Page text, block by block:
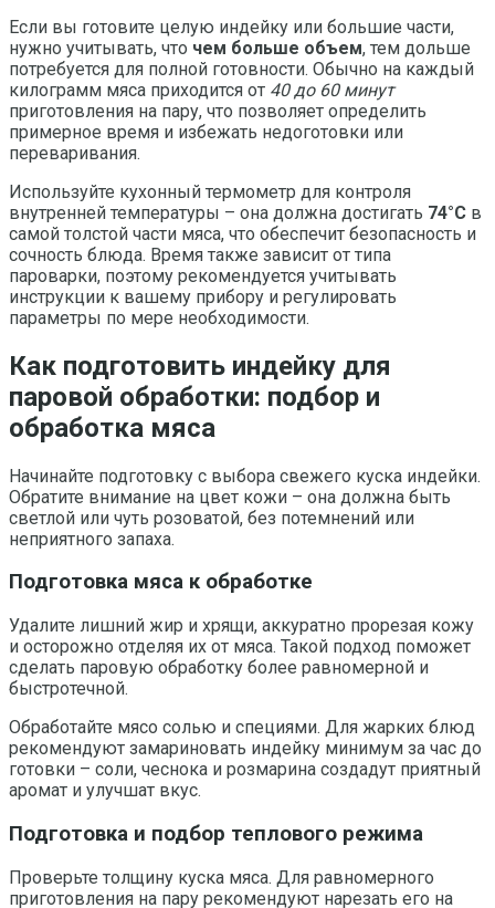
Если вы готовите целую индейку или большие части,
нужно учитывать, что чем больше объем, тем дольше
потребуется для полной готовности. Обычно на каждый
килограмм мяса приходится от 40 до 60 минут
приготовления на пару, что позволяет определить
примерное время и избежать недоготовки или
переваривания.
Используйте кухонный термометр для контроля
внутренней температуры – она должна достигать 74°C в
самой толстой части мяса, что обеспечит безопасность и
сочность блюда. Время также зависит от типа
пароварки, поэтому рекомендуется учитывать
инструкции к вашему прибору и регулировать
параметры по мере необходимости.
Как подготовить индейку для
паровой обработки: подбор и
обработка мяса
Начинайте подготовку с выбора свежего куска индейки.
Обратите внимание на цвет кожи – она должна быть
светлой или чуть розоватой, без потемнений или
неприятного запаха.
Подготовка мяса к обработке
Удалите лишний жир и хрящи, аккуратно прорезая кожу
и осторожно отделяя их от мяса. Такой подход поможет
сделать паровую обработку более равномерной и
быстротечной.
Обработайте мясо солью и специями. Для жарких блюд
рекомендуют замариновать индейку минимум за час до
готовки – соли, чеснока и розмарина создадут приятный
аромат и улучшат вкус.
Подготовка и подбор теплового режима
Проверьте толщину куска мяса. Для равномерного
приготовления на пару рекомендуют нарезать его на